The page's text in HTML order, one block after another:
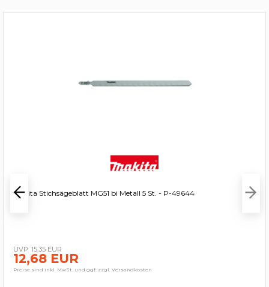
Makita Stichsägeblatt MG51 bi Metall 5 St. - P-49644
15,35 EUR
12,68 EUR
Preise sind inkl. MwSt. und ggf. zzgl. Versandkosten